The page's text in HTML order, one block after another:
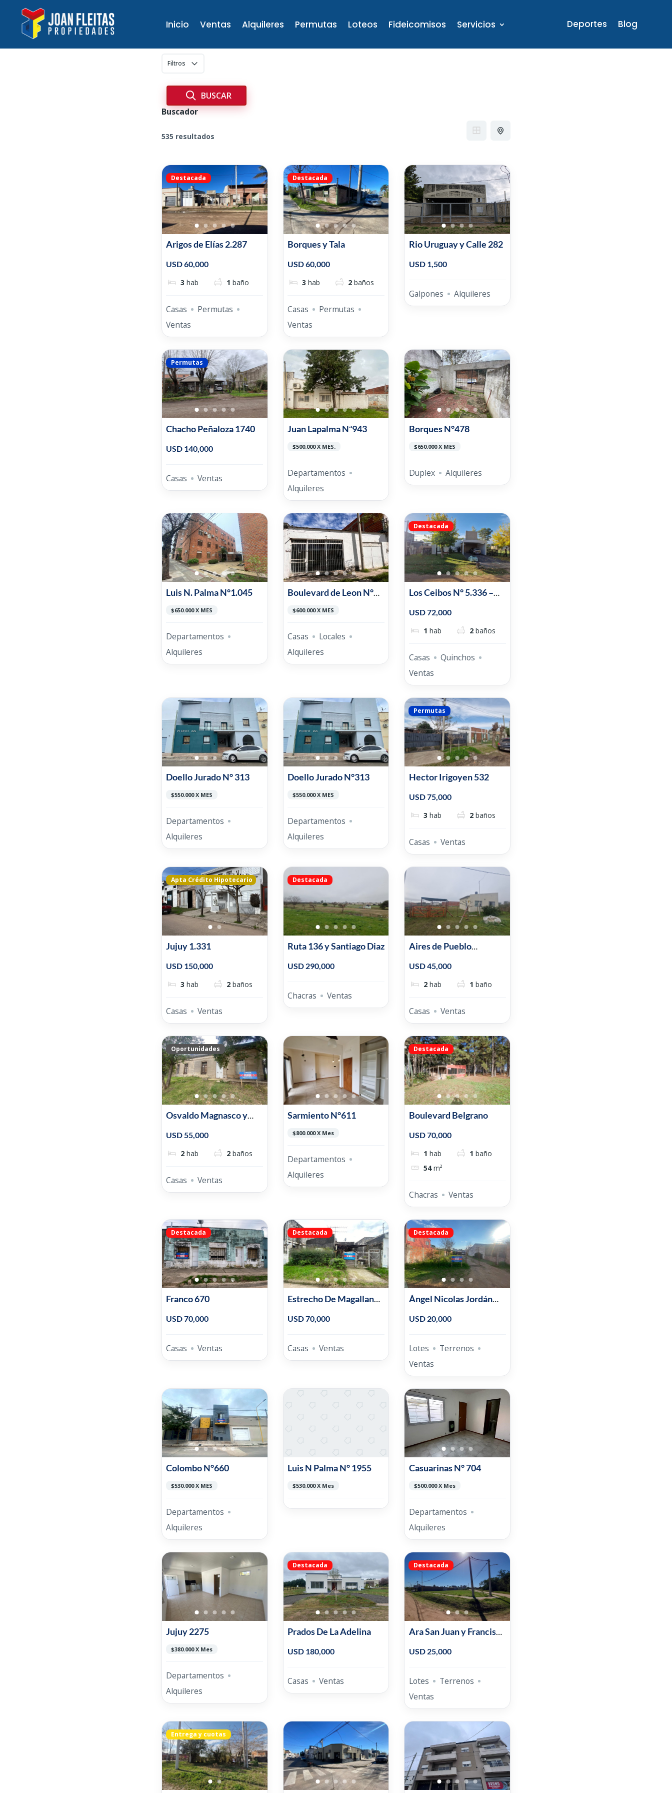
Inicio Ventas Alquileres Permutas Loteos Fideicomisos Servicios Deportes Blog
Filtros
Buscador
535 resultados
Destacada
Arigos de Elías 2.287
USD 60,000
3 hab 1 baño
Casas
Permutas
Ventas
Destacada
Borques y Tala
USD 60,000
3 hab 2 baños
Casas
Permutas
Ventas
Rio Uruguay y Calle 282
USD 1,500
Galpones Alquileres
Permutas
Chacho Peñaloza 1740
USD 140,000
Casas Ventas
Juan Lapalma Nª943
$500.000 X MES.
Departamentos
Alquileres
Borques N°478
$650.000 X MES
Duplex Alquileres
Luis N. Palma N°1.045
$650.000 X MES
Departamentos
Alquileres
Boulevard de Leon N°
$600.000 X MES
Casas
Locales
Alquileres
Destacada
Los Ceibos N° 5.336 –
USD 72,000
1 hab 2 baños
Casas
Quinchos
Ventas
Doello Jurado N° 313
$550.000 X MES
Departamentos
Alquileres
Doello Jurado N°313
$550.000 X MES
Departamentos
Alquileres
Permutas
Hector Irigoyen 532
USD 75,000
3 hab 2 baños
Casas Ventas
Apta Crédito Hipotecario
Jujuy 1.331
USD 150,000
3 hab 2 baños
Casas Ventas
Destacada
Ruta 136 y Santiago Diaz
USD 290,000
Chacras Ventas
Aires de Pueblo
USD 45,000
2 hab 1 baño
Casas Ventas
Oportunidades
Osvaldo Magnasco y
USD 55,000
2 hab 2 baños
Casas Ventas
Sarmiento N°611
$800.000 X Mes
Departamentos
Alquileres
Destacada
Boulevard Belgrano
USD 70,000
1 hab 1 baño
54 m²
Chacras Ventas
Destacada
Franco 670
USD 70,000
Casas Ventas
Destacada
Estrecho De Magallanes
USD 70,000
Casas Ventas
Destacada
Ángel Nicolas Jordán
USD 20,000
Lotes
Terrenos
Ventas
Colombo N°660
$530.000 X MES
Departamentos
Alquileres
Luis N Palma N° 1955
$530.000 X Mes
Casuarinas N° 704
$500.000 X Mes
Departamentos
Alquileres
Jujuy 2275
$380.000 X Mes
Departamentos
Alquileres
Destacada
Prados De La Adelina
USD 180,000
Casas Ventas
Destacada
Ara San Juan y Francisco
USD 25,000
Lotes
Terrenos
Ventas
Entrega y cuotas